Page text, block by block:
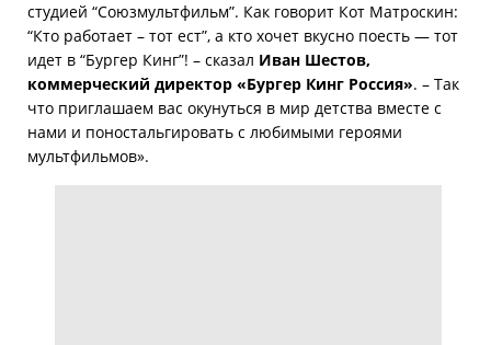
студией “Союзмультфильм”. Как говорит Кот Матроскин:
“Кто работает – тот ест”, а кто хочет вкусно поесть — тот
идет в “Бургер Кинг”! – сказал Иван Шестов,
коммерческий директор «Бургер Кинг Россия». – Так
что приглашаем вас окунуться в мир детства вместе с
нами и поностальгировать с любимыми героями
мультфильмов».